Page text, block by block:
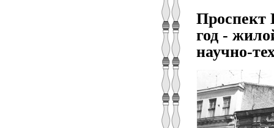
Проспект
год -
научно-